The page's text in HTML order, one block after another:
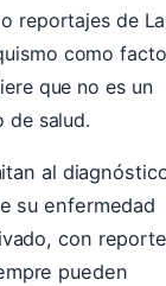
o reportajes de La
como
que no es un
de salud.
al
su enfermedad
con
pueden